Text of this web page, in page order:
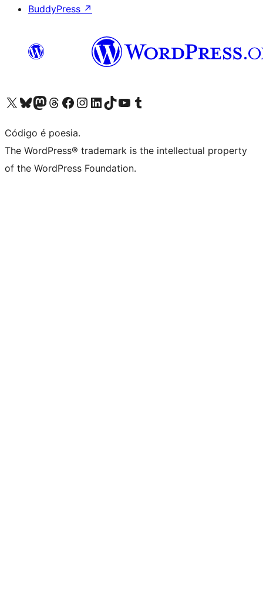
BuddyPress ↗
Visite a nossa conta X (antigo Twitter)
Visit our Bluesky account
Visit our Mastodon account
Visit our Threads account
Visite a nossa página do Facebook
Visite a nossa conta no Instagram
Visite a nossa conta no LinkedIn
Visit our TikTok account
Visit our YouTube channel
Visit our Tumblr account
Código é poesia.
The WordPress® trademark is the intellectual property
of the WordPress Foundation.